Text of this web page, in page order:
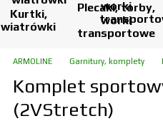
Kurtki,
wiatrówki
Plecaki, torby,
worki
transportowe
ARMOLINE Garnitury, komplety
Komplet
(2VStretch)